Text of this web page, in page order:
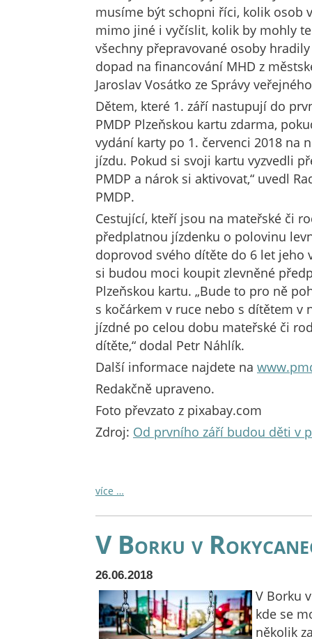
musíme být schopni říci, kolik osob
mimo jiné i vyčíslit, kolik by mohly
všechny přepravované osoby
dopad na financování MHD z
Jaroslav Vosátko ze Správy
Dětem, které 1. září nastupují do
PMDP Plzeňskou kartu zdarma,
vydání karty po 1. červenci 2018 na
jízdu. Pokud si svoji kartu vyzvedli
PMDP a nárok si aktivovat,“ uvedl
PMDP.
Cestující, kteří jsou na mateřské či
předplatnou jízdenku o polovinu
doprovod svého dítěte do 6 let jeho
si budou moci koupit zlevněné
Plzeňskou kartu. „Bude to pro ně
s kočárkem v ruce nebo s dítětem
jízdné po celou dobu mateřské či
dítěte,“ dodal Petr Náhlík.
Další informace najdete na
Redakčně upraveno.
Foto převzato z pixabay.com
Zdroj: Od prvního září budou děti v
více …
V Borku v
26.06.2018
V Borku
kde se
několik